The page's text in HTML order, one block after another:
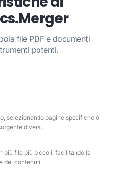
file PDF e documenti
potenti.
selezionando pagine specifiche o
diversi.
più file più piccoli, facilitando la
dei contenuti.